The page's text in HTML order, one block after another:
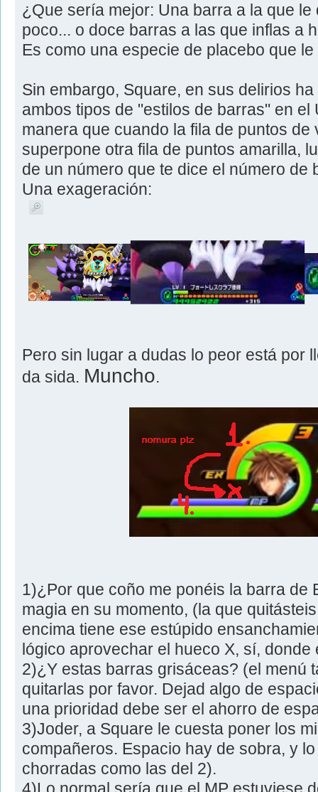
¿Que sería mejor: Una barra a la que
poco... o doce barras a las que inflas a
Es como una especie de placebo que
Sin embargo, Square, en sus delirios
ambos tipos de "estilos de barras" en el
manera que cuando la fila de puntos de
superpone otra fila de puntos amarilla,
de un número que te dice el número de
Una exageración:
Pero sin lugar a dudas lo peor está por
da sida. Muncho.
1)¿Por que coño me ponéis la barra de
magia en su momento, (la que
encima tiene ese estúpido
lógico aprovechar el hueco X, sí, donde
2)¿Y estas barras grisáceas? (el menú
quitarlas por favor. Dejad algo de
una prioridad debe ser el ahorro de
3)Joder, a Square le cuesta poner los
compañeros. Espacio hay de sobra, y
chorradas como las del 2).